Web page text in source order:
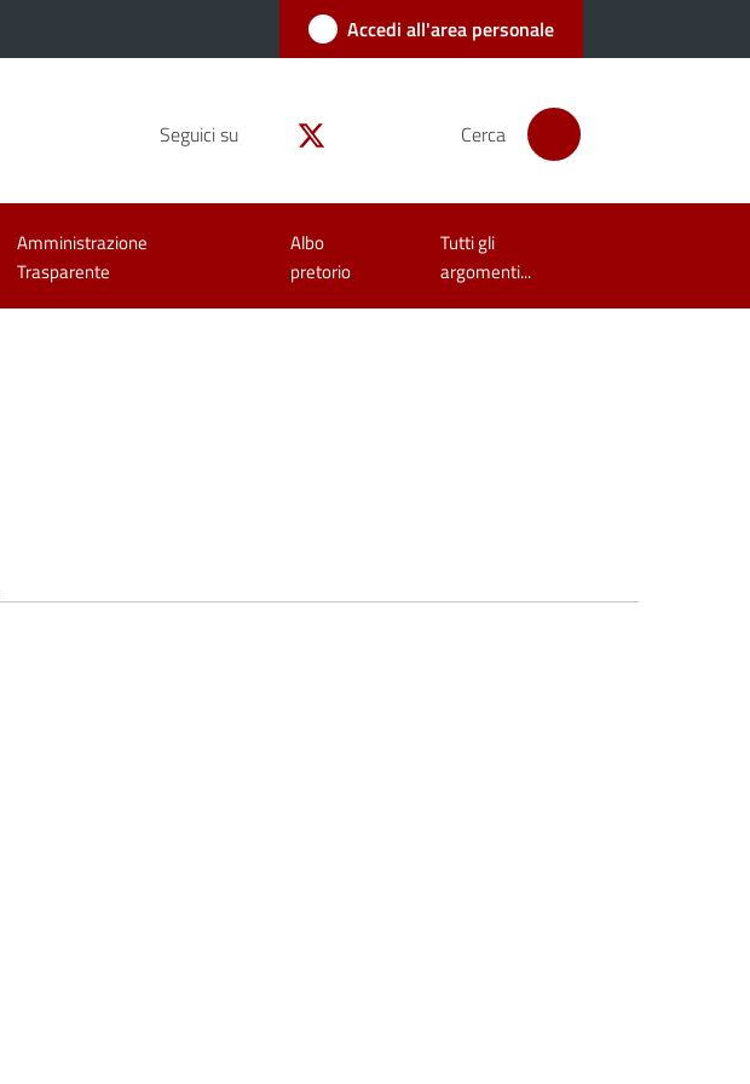
Accedi all'area personale
Seguici su Cerca
Amministrazione
Trasparente
Albo
pretorio
Tutti gli
argomenti...